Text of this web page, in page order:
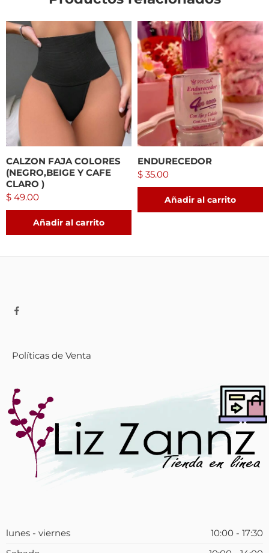
CALZON FAJA COLORES
(NEGRO,BEIGE Y CAFE
CLARO )
$ 49.00
Añadir al carrito
ENDURECEDOR
$ 35.00
Añadir al carrito
Políticas de Venta
lunes - viernes
10:00 - 17:30